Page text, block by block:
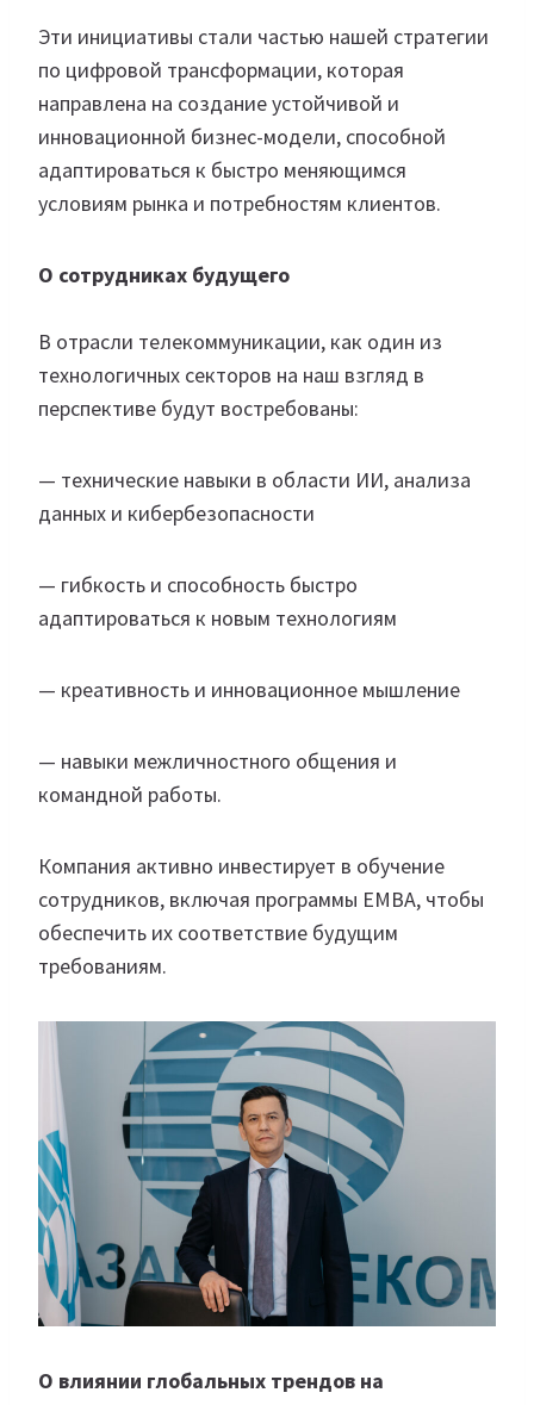
Эти инициативы стали частью нашей стратегии
по цифровой трансформации, которая
направлена на создание устойчивой и
инновационной бизнес-модели, способной
адаптироваться к быстро меняющимся
условиям рынка и потребностям клиентов.
О сотрудниках будущего
В отрасли телекоммуникации, как один из
технологичных секторов на наш взгляд в
перспективе будут востребованы:
— технические навыки в области ИИ, анализа
данных и кибербезопасности
— гибкость и способность быстро
адаптироваться к новым технологиям
— креативность и инновационное мышление
— навыки межличностного общения и
командной работы.
Компания активно инвестирует в обучение
сотрудников, включая программы EMBA, чтобы
обеспечить их соответствие будущим
требованиям.
О влиянии глобальных трендов на